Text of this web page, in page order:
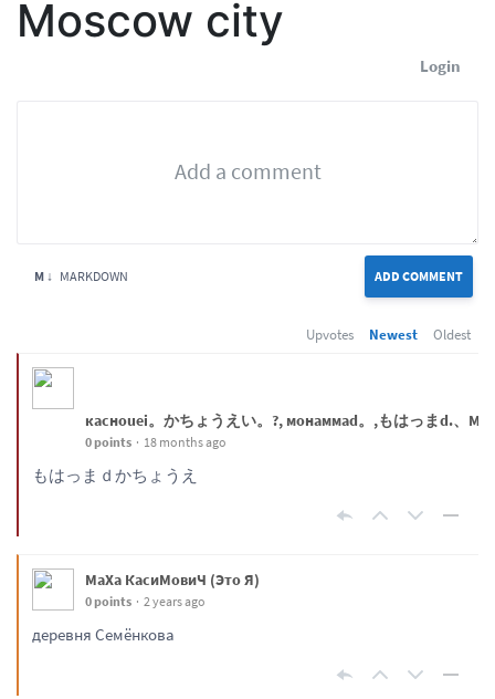
Moscow city
Login
ADD COMMENT
M ↓ MARKDOWN
Upvotes Newest Oldest
касноuеi。かちょうえい。?, монаммаd。,もはっまd.、
0 points 18 months ago
もはっまｄかちょうえ
МаХа КасиМовиЧ (Это Я)
0 points 2 years ago
деревня Семёнкова